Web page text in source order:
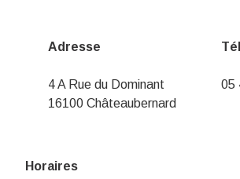
Adresse
4 A Rue du Dominant
16100 Châteaubernard
05
Horaires